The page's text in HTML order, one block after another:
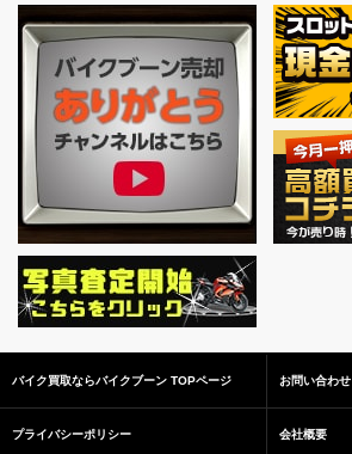
バイク買取ならバイクブーン TOPページ お問い合わせ
プライバシーポリシー 会社概要